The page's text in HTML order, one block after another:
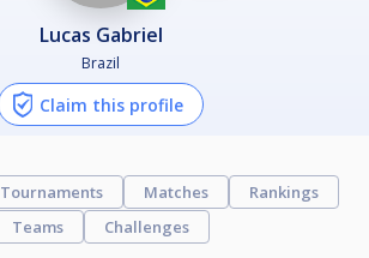
Lucas Gabriel
Brazil
Claim this profile
Tournaments Matches
Rankings
Teams
Challenges